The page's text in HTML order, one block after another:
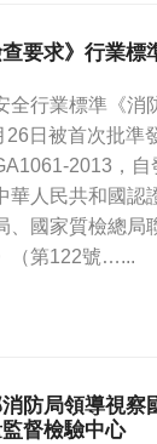
查要求》行業標
全行業標準《消
日被首次批準
2013，自
華人民共和國認
、國家質檢總局
（第122號…...
防局領導視察
督檢驗中心